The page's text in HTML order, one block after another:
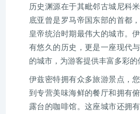
历史渊源在于其毗邻古城尼科
底亚曾是罗马帝国东部的首都
皇帝统治时期最伟大的城市。
有悠久的历史，更是一座现代
的城市，为游客提供丰富多彩的
伊兹密特拥有众多旅游景点，
到专营美味海鲜的餐厅和拥有
露台的咖啡馆。这座城市还拥